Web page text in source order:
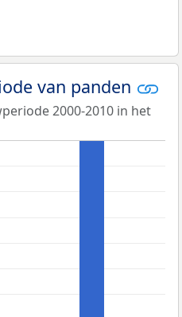
van panden
2000-2010 in het